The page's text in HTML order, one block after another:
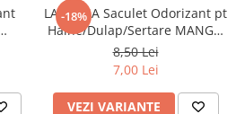
-18%
LA ROMA Saculet Odorizant pt
Haine/Dulap/Sertare MANGO
26g
8,50 Lei
7,00 Lei
VEZI VARIANTE